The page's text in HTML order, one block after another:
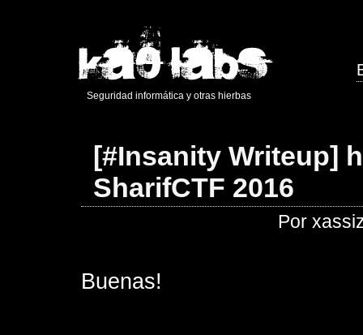
Seguridad informática y otras hierbas
[#Insanity Writeup]
SharifCTF 2016
Por
Buenas!